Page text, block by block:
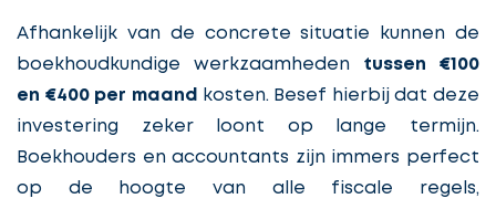
Afhankelijk van de concrete situatie kunnen de
boekhoudkundige werkzaamheden tussen €100
en €400 per maand
kosten. Besef hierbij dat deze
investering zeker loont op lange termijn.
Boekhouders en accountants zijn immers perfect
op de hoogte van alle fiscale regels,